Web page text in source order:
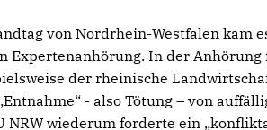
von Nordrhein-Westfalen kam
Expertenanhörung. In der Anhörung
der rheinische
- also Tötung – von
NRW wiederum forderte ein